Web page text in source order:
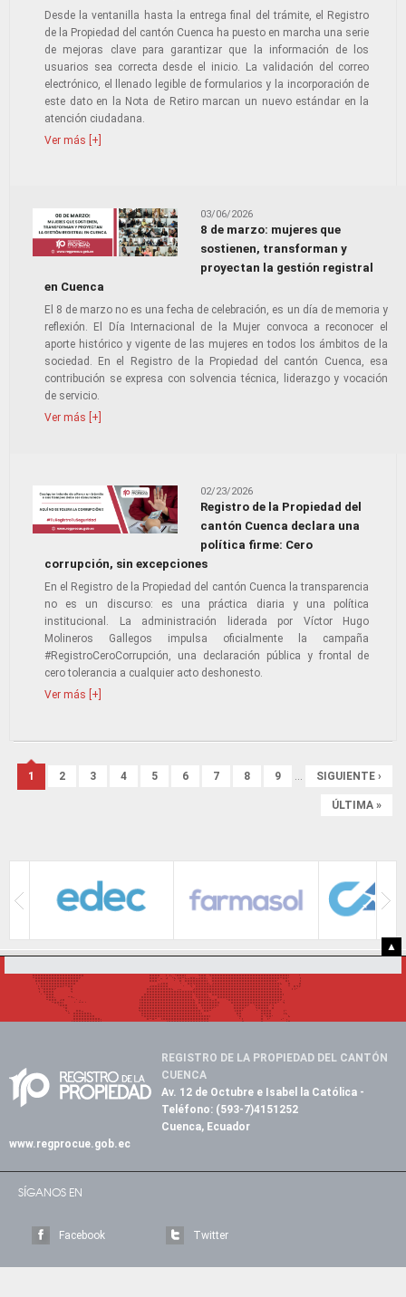
Desde la ventanilla hasta la entrega final del trámite, el Registro
de la Propiedad del cantón Cuenca ha puesto en marcha una serie
de mejoras clave para garantizar que la información de los
usuarios sea correcta desde el inicio. La validación del correo
electrónico, el llenado legible de formularios y la incorporación de
este dato en la Nota de Retiro marcan un nuevo estándar en la
atención ciudadana.
Ver más [+]
03/06/2026
8 de marzo: mujeres que
sostienen, transforman y
proyectan la gestión registral
en Cuenca
El 8 de marzo no es una fecha de celebración, es un día de memoria y
reflexión. El Día Internacional de la Mujer convoca a reconocer el
aporte histórico y vigente de las mujeres en todos los ámbitos de la
sociedad. En el Registro de la Propiedad del cantón Cuenca, esa
contribución se expresa con solvencia técnica, liderazgo y vocación
de servicio.
Ver más [+]
02/23/2026
Registro de la Propiedad del
cantón Cuenca declara una
política firme: Cero
corrupción, sin excepciones
En el Registro de la Propiedad del cantón Cuenca la transparencia
no es un discurso: es una práctica diaria y una política
institucional. La administración liderada por Víctor Hugo
Molineros Gallegos impulsa oficialmente la campaña
#RegistroCeroCorrupción, una declaración pública y frontal de
cero tolerancia a cualquier acto deshonesto.
Ver más [+]
Páginas
1 2 3 4 5 6 7 8 9 … SIGUIENTE ›
ÚLTIMA »
▲
REGISTRO DE LA PROPIEDAD DEL CANTÓN
CUENCA
Av. 12 de Octubre e Isabel la Católica -
Teléfono: (593-7)4151252
Cuenca, Ecuador
www.regprocue.gob.ec
SÍGANOS EN
Facebook Twitter